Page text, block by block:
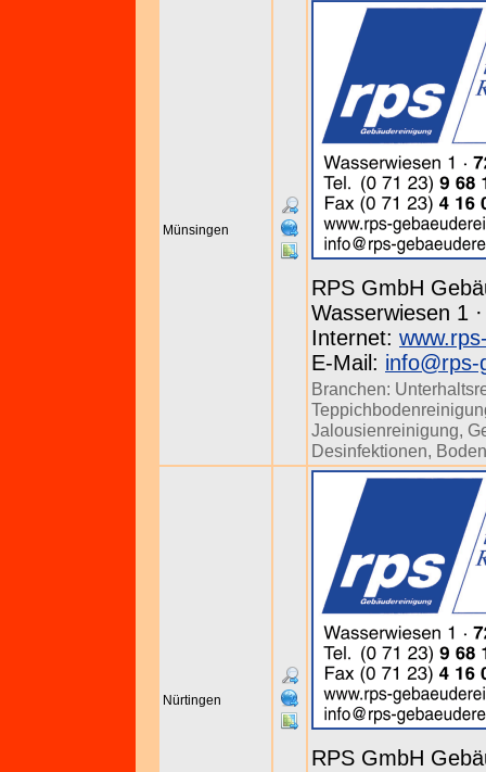
Münsingen
RPS GmbH
Wasserwiesen 1
Internet:
E-Mail: info@rps-
Branchen:
Jalousienreinigung,
Desinfektionen,
Nürtingen
RPS GmbH